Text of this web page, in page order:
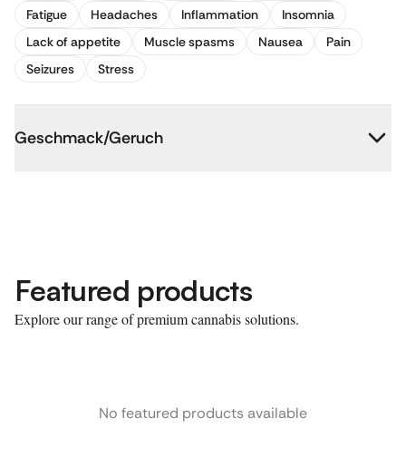
Fatigue
Headaches Inflammation
Insomnia
Lack of appetite
Muscle spasms Nausea
Pain
Seizures
Stress
Geschmack/Geruch
Featured products
Explore our range of premium cannabis solutions.
No featured products available